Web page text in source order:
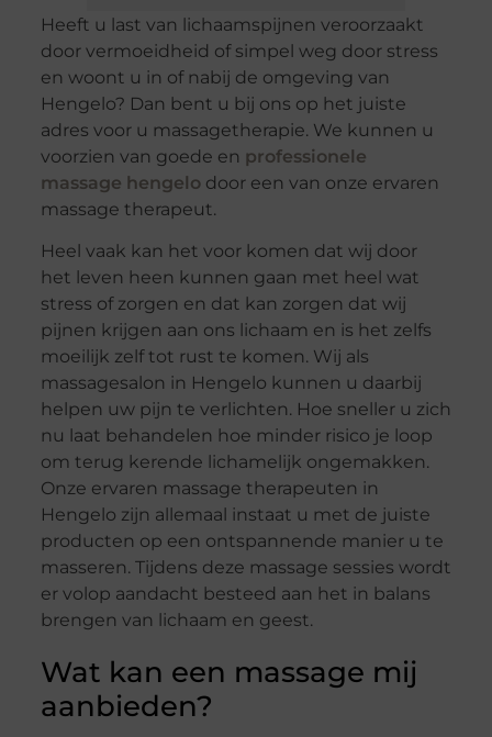
Heeft u last van lichaamspijnen veroorzaakt
door vermoeidheid of simpel weg door stress
en woont u in of nabij de omgeving van
Hengelo? Dan bent u bij ons op het juiste
adres voor u massagetherapie. We kunnen u
voorzien van goede en professionele
massage hengelo door een van onze ervaren
massage therapeut.
Heel vaak kan het voor komen dat wij door
het leven heen kunnen gaan met heel wat
stress of zorgen en dat kan zorgen dat wij
pijnen krijgen aan ons lichaam en is het zelfs
moeilijk zelf tot rust te komen. Wij als
massagesalon in Hengelo kunnen u daarbij
helpen uw pijn te verlichten. Hoe sneller u zich
nu laat behandelen hoe minder risico je loop
om terug kerende lichamelijk ongemakken.
Onze ervaren massage therapeuten in
Hengelo zijn allemaal instaat u met de juiste
producten op een ontspannende manier u te
masseren. Tijdens deze massage sessies wordt
er volop aandacht besteed aan het in balans
brengen van lichaam en geest.
Wat kan een massage mij
aanbieden?